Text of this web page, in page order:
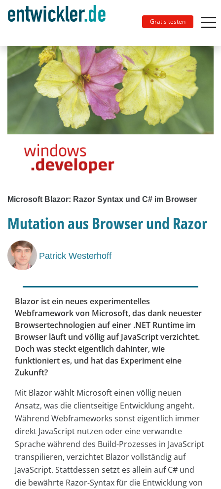
Gratis testen
Microsoft Blazor: Razor Syntax und C# im Browser
Mutation aus Browser und Razor
Patrick Westerhoff
Blazor ist ein neues experimentelles
Webframework von Microsoft, das dank neuester
Browsertechnologien auf einer .NET Runtime im
Browser läuft und völlig auf JavaScript verzichtet.
Doch was steckt eigentlich dahinter, wie
funktioniert es, und hat das Experiment eine
Zukunft?
Mit Blazor wählt Microsoft einen völlig neuen
Ansatz, was die clientseitige Entwicklung angeht.
Während Webframeworks sonst eigentlich immer
direkt JavaScript nutzen oder eine verwandte
Sprache während des Build-Prozesses in JavaScript
transpilieren, verzichtet Blazor vollständig auf
JavaScript. Stattdessen setzt es allein auf C# und
die bewährte Razor-Syntax für die Entwicklung von